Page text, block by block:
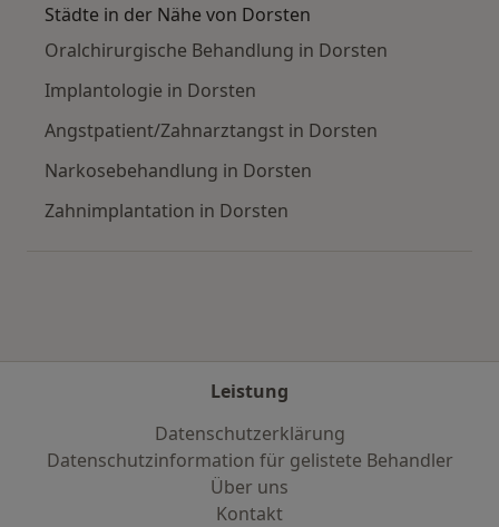
Städte in der Nähe von Dorsten
Oralchirurgische Behandlung in Dorsten
Implantologie in Dorsten
Angstpatient/Zahnarztangst in Dorsten
Narkosebehandlung in Dorsten
Zahnimplantation in Dorsten
Leistung
Datenschutzerklärung
Datenschutzinformation für gelistete Behandler
Über uns
Kontakt